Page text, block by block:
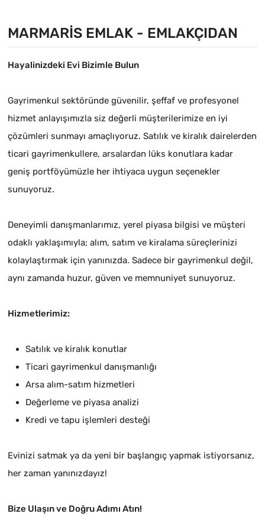
MARMARIS EMLAK - EMLAKÇIDAN
Hayalinizdeki Evi Bizimle Bulun
Gayrimenkul sektöründe güvenilir, şeffaf ve profesyonel
hizmet anlayışımızla siz değerli müşterilerimize en iyi
çözümleri sunmayı amaçlıyoruz. Satılık ve kiralık dairelerden
ticari gayrimenkullere, arsalardan lüks konutlara kadar
geniş portföyümüzle her ihtiyaca uygun seçenekler
sunuyoruz.
Deneyimli danışmanlarımız, yerel piyasa bilgisi ve müşteri
odaklı yaklaşımıyla; alım, satım ve kiralama süreçlerinizi
kolaylaştırmak için yanınızda. Sadece bir gayrimenkul değil,
aynı zamanda huzur, güven ve memnuniyet sunuyoruz.
Hizmetlerimiz:
Satılık ve kiralık konutlar
Ticari gayrimenkul danışmanlığı
Arsa alım-satım hizmetleri
Değerleme ve piyasa analizi
Kredi ve tapu işlemleri desteği
Evinizi satmak ya da yeni bir başlangıç yapmak istiyorsanız,
her zaman yanınızdayız!
Bize Ulaşın ve Doğru Adımı Atın!